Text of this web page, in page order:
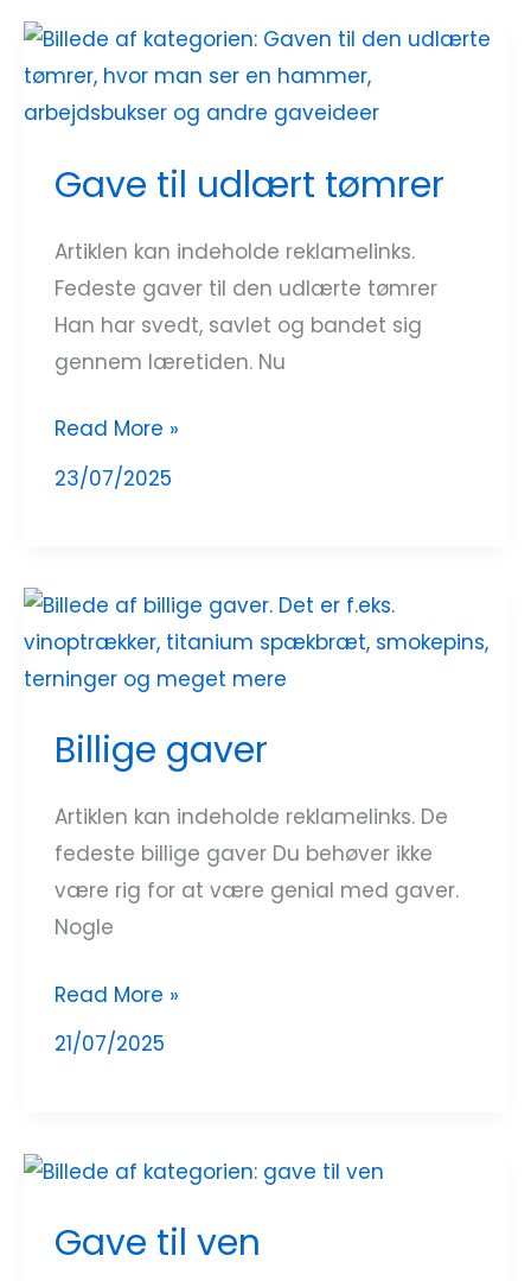
Gave til udlært tømrer
Artiklen kan indeholde reklamelinks.
Fedeste gaver til den udlærte tømrer
Han har svedt, savlet og bandet sig
gennem læretiden. Nu
Gave
til
udlært
Read More »
23/07/2025
Billige gaver
Artiklen kan indeholde reklamelinks. De
fedeste billige gaver Du behøver ikke
være rig for at være genial med gaver.
Nogle
Billige
gaver
Read More »
21/07/2025
Gave til ven
Gave
ven